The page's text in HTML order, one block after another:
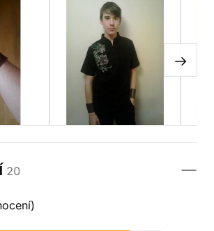
20